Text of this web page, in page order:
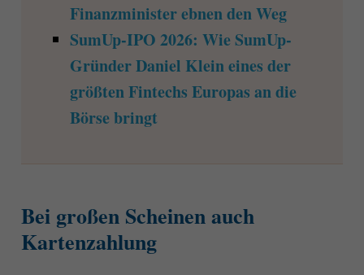
Finanzminister ebnen den Weg
SumUp-IPO 2026: Wie SumUp-
Gründer Daniel Klein eines der
größten Fintechs Europas an die
Börse bringt
Bei großen Scheinen auch
Kartenzahlung